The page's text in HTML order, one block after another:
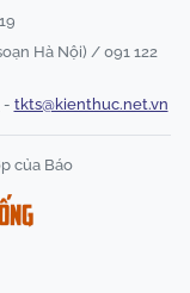
Hà Nội) / 091 122
- tkts@kienthuc.net.vn
của Báo